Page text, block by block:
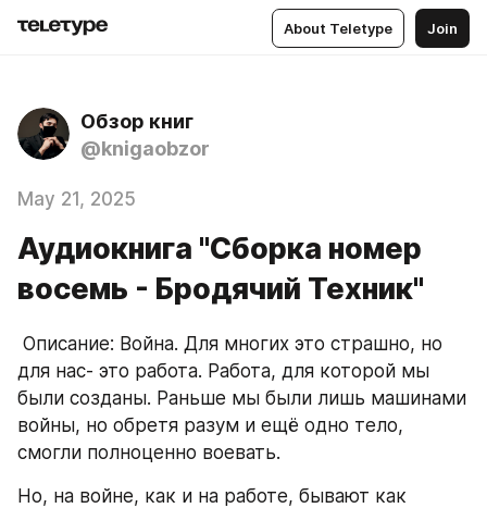
About Teletype Join
Обзор книг
@knigaobzor
May 21, 2025
Аудиокнига "Сборка номер
восемь - Бродячий Техник"
для нас- это работа. Работа, для которой мы
были созданы. Раньше мы были лишь машинами
войны, но обретя разум и ещё одно тело,
смогли полноценно воевать.
Но, на войне, как и на работе, бывают как